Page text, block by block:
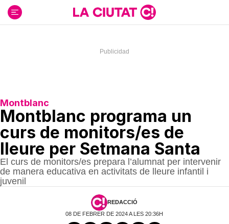
contenido
Montblanc
Montblanc programa un
curs de monitors/es de
lleure per Setmana Santa
El curs de monitors/es prepara l’alumnat per intervenir
de manera educativa en activitats de lleure infantil i
juvenil
REDACCIÓ
08 DE FEBRER DE 2024 A LES 20:36H